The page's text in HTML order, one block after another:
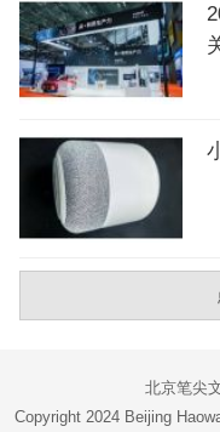
北京笔尖
Copyright 2024 Beijing